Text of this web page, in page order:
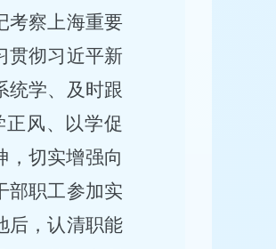
考察上海重要
贯彻习近平新
统学、及时跟
风、以学促
，切实增强向
部职工参加实
后，认清职能